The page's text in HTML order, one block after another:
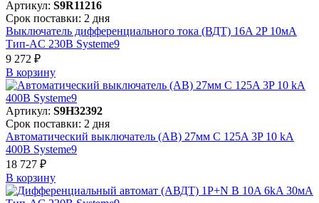
Артикул: S9R11216
Срок поставки: 2 дня
Выключатель дифференциального тока (ВДТ) 16A 2P 10мА
Тип-AC 230В Systeme9
9 272 ₽
В корзинy
Артикул: S9H32392
Срок поставки: 2 дня
Автоматический выключатель (АВ) 27мм C 125A 3P 10 kA
400В Systeme9
18 727 ₽
В корзинy